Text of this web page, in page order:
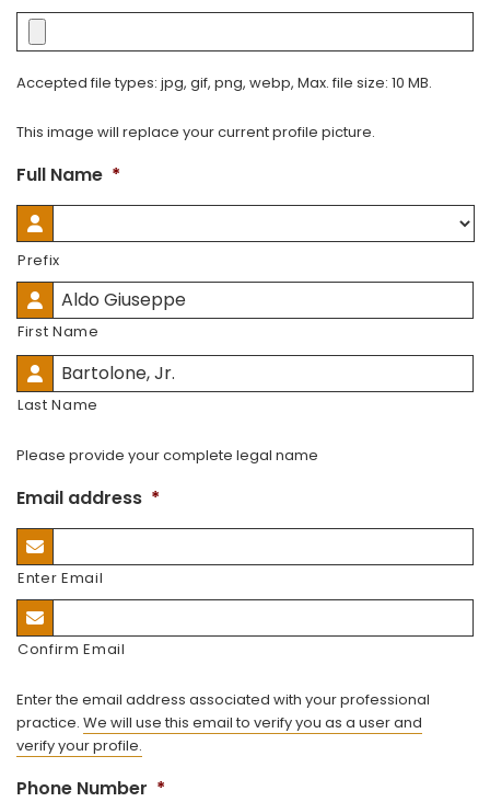
Accepted file types: jpg, gif, png, webp, Max. file size: 10 MB.
This image will replace your current profile picture.
Full Name *
Prefix
First Name
Last Name
Please provide your complete legal name
Email address *
Enter Email
Confirm Email
Enter the email address associated with your professional
practice. We will use this email to verify you as a user and
verify your profile.
Phone Number *